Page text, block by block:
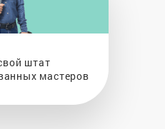
штат
мастеров